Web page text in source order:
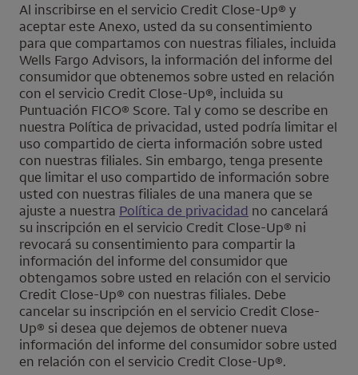
Al inscribirse en el servicio Credit Close-Up® y
aceptar este Anexo, usted da su consentimiento
para que compartamos con nuestras filiales, incluida
Wells Fargo Advisors, la información del informe del
consumidor que obtenemos sobre usted en relación
con el servicio Credit Close-Up®, incluida su
Puntuación FICO® Score. Tal y como se describe en
nuestra Política de privacidad, usted podría limitar el
uso compartido de cierta información sobre usted
con nuestras filiales. Sin embargo, tenga presente
que limitar el uso compartido de información sobre
usted con nuestras filiales de una manera que se
ajuste a nuestra Política de privacidad no cancelará
su inscripción en el servicio Credit Close-Up® ni
revocará su consentimiento para compartir la
información del informe del consumidor que
obtengamos sobre usted en relación con el servicio
Credit Close-Up® con nuestras filiales. Debe
cancelar su inscripción en el servicio Credit Close-
Up® si desea que dejemos de obtener nueva
información del informe del consumidor sobre usted
en relación con el servicio Credit Close-Up®.